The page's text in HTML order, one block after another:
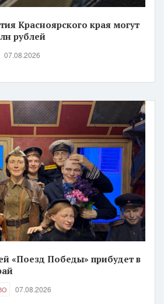
Красноярского края могут
рублей
07.08.2026
«Поезд Победы» прибудет в
07.08.2026